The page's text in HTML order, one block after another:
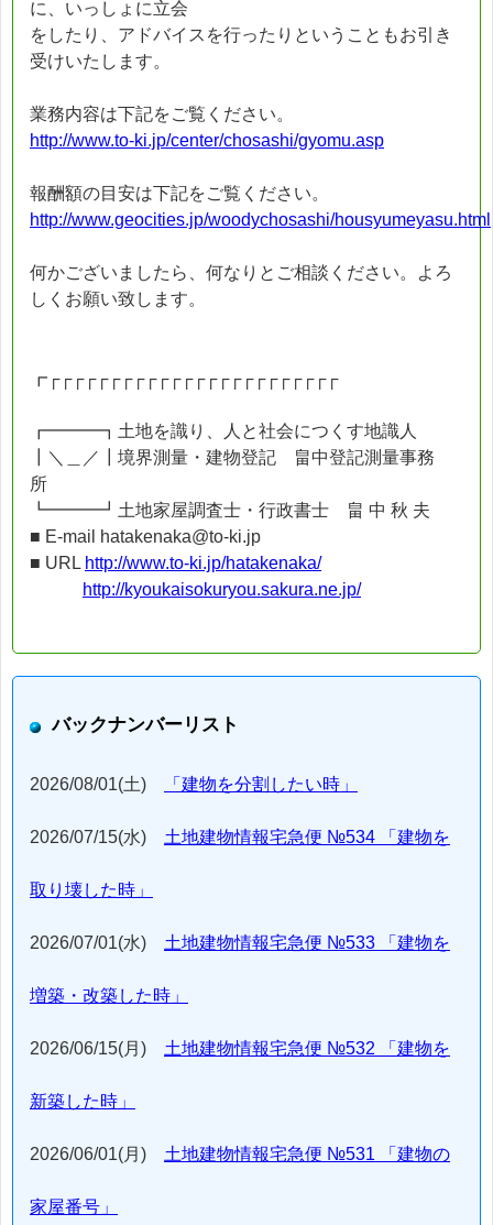
に、いっしょに立会
をしたり、アドバイスを行ったりということもお引き
受けいたします。
業務内容は下記をご覧ください。
http://www.to-ki.jp/center/chosashi/gyomu.asp
報酬額の目安は下記をご覧ください。
http://www.geocities.jp/woodychosashi/housyumeyasu.html
何かございましたら、何なりとご相談ください。よろ
しくお願い致します。
┏┌┌┌┌┌┌┌┌┌┌┌┌┌┌┌┌┌┌┌┌┌┌┌┌
┏━━━┓土地を識り、人と社会につくす地識人
┃＼＿／┃境界測量・建物登記 畠中登記測量事務
所
┗━━━┛土地家屋調査士・行政書士 畠 中 秋 夫
■ E-mail hatakenaka@to-ki.jp
■ URL http://www.to-ki.jp/hatakenaka/
http://kyoukaisokuryou.sakura.ne.jp/
バックナンバーリスト
2026/08/01(土) 「建物を分割したい時」
2026/07/15(水) 土地建物情報宅急便 №534 「建物を
取り壊した時」
2026/07/01(水) 土地建物情報宅急便 №533 「建物を
増築・改築した時」
2026/06/15(月) 土地建物情報宅急便 №532 「建物を
新築した時」
2026/06/01(月) 土地建物情報宅急便 №531 「建物の
家屋番号」